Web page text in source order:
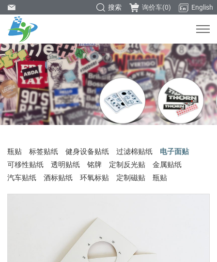
English
询价车(0)
搜索
瓶贴 标签贴纸 健身设备贴纸 过滤棉贴纸
电子面贴
可移性贴纸
透明贴纸 铭牌 定制反光贴
金属贴纸
汽车贴纸
酒标贴纸 环氧标贴 定制磁贴 瓶贴